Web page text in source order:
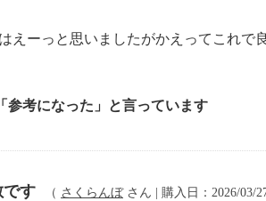
えーっと思いましたがかえってこれで
参考になった」と言っています
です （ さくらんぼさん | 購入日：2026/03/